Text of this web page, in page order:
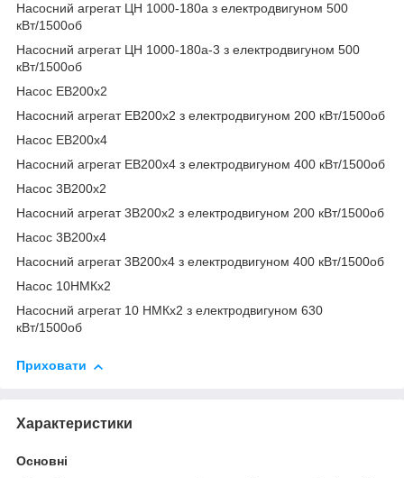
Насосний агрегат ЦН 1000-180а з електродвигуном 500
кВт/1500об
Насосний агрегат ЦН 1000-180а-3 з електродвигуном 500
кВт/1500об
Насос ЕВ200х2
Насосний агрегат ЕВ200х2 з електродвигуном 200 кВт/1500об
Насос ЕВ200х4
Насосний агрегат ЕВ200х4 з електродвигуном 400 кВт/1500об
Насос 3В200х2
Насосний агрегат 3В200х2 з електродвигуном 200 кВт/1500об
Насос 3В200х4
Насосний агрегат 3В200х4 з електродвигуном 400 кВт/1500об
Насос 10НМКх2
Насосний агрегат 10 НМКх2 з електродвигуном 630
кВт/1500об
Приховати
Характеристики
Основні